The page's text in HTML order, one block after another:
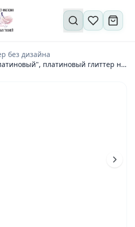
без дизайна
платиновый глиттер на